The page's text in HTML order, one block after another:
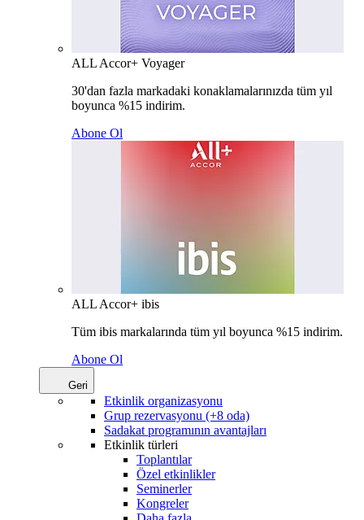
ALL Accor+ Voyager
30'dan fazla markadaki konaklamalarınızda tüm yıl
boyunca %15 indirim.
Abone Ol
ALL Accor+ ibis
Tüm ibis markalarında tüm yıl boyunca %15 indirim.
Abone Ol
Geri
Etkinlik organizasyonu
Grup rezervasyonu (+8 oda)
Sadakat programının avantajları
Etkinlik türleri
Toplantılar
Özel etkinlikler
Seminerler
Kongreler